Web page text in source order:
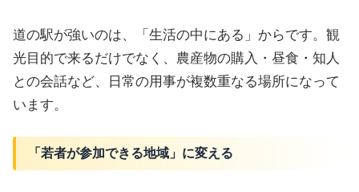
道の駅が強いのは、「生活の中にある」からです。観
光目的で来るだけでなく、農産物の購入・昼食・知人
との会話など、日常の用事が複数重なる場所になって
います。
「若者が参加できる地域」に変える